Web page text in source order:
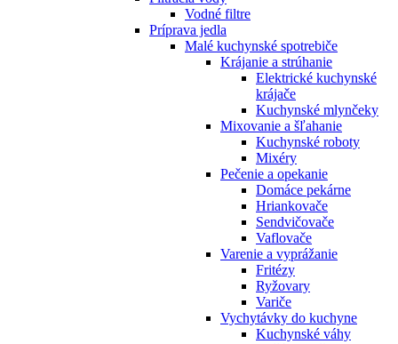
Vodné filtre
Príprava jedla
Malé kuchynské spotrebiče
Krájanie a strúhanie
Elektrické kuchynské
krájače
Kuchynské mlynčeky
Mixovanie a šľahanie
Kuchynské roboty
Mixéry
Pečenie a opekanie
Domáce pekárne
Hriankovače
Sendvičovače
Vaflovače
Varenie a vyprážanie
Fritézy
Ryžovary
Variče
Vychytávky do kuchyne
Kuchynské váhy